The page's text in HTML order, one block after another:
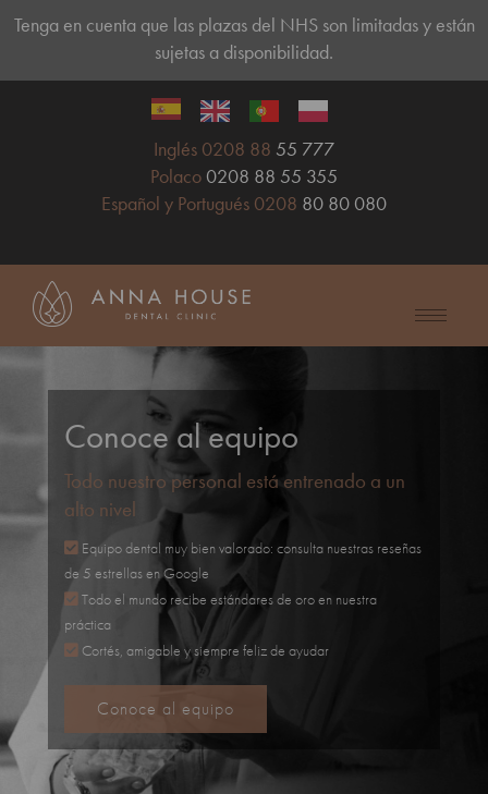
Tenga en cuenta que las plazas del NHS son limitadas y están
sujetas a disponibilidad.
Inglés 0208 88 55 777
Polaco 0208 88 55 355
Español y Portugués 0208 80 80 080
Conoce al equipo
Todo nuestro personal está entrenado a un
alto nivel
Equipo dental muy bien valorado: consulta nuestras reseñas
de 5 estrellas en Google
Todo el mundo recibe estándares de oro en nuestra
práctica
Cortés, amigable y siempre feliz de ayudar
Conoce al equipo